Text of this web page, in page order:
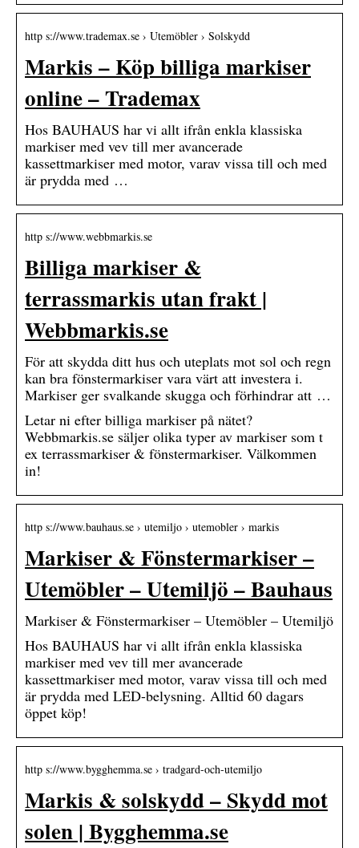
http s://www.trademax.se › Utemöbler › Solskydd
Markis – Köp billiga markiser
online – Trademax
Hos BAUHAUS har vi allt ifrån enkla klassiska
markiser med vev till mer avancerade
kassettmarkiser med motor, varav vissa till och med
är prydda med …
http s://www.webbmarkis.se
Billiga markiser &
terrassmarkis utan frakt |
Webbmarkis.se
För att skydda ditt hus och uteplats mot sol och regn
kan bra fönstermarkiser vara värt att investera i.
Markiser ger svalkande skugga och förhindrar att …
Letar ni efter billiga markiser på nätet?
Webbmarkis.se säljer olika typer av markiser som t
ex terrassmarkiser & fönstermarkiser. Välkommen
in!
http s://www.bauhaus.se › utemiljo › utemobler › markis
Markiser & Fönstermarkiser –
Utemöbler – Utemiljö – Bauhaus
Markiser & Fönstermarkiser – Utemöbler – Utemiljö
Hos BAUHAUS har vi allt ifrån enkla klassiska
markiser med vev till mer avancerade
kassettmarkiser med motor, varav vissa till och med
är prydda med LED-belysning. Alltid 60 dagars
öppet köp!
http s://www.bygghemma.se › tradgard-och-utemiljo
Markis & solskydd – Skydd mot
solen | Bygghemma.se